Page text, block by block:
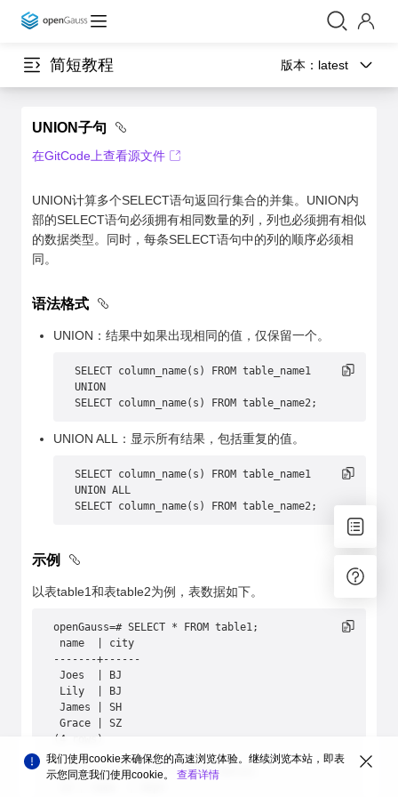
简短教程 版本： latest
UNION子句
在GitCode上查看源文件
UNION计算多个SELECT语句返回行集合的并集。UNION内
部的SELECT语句必须拥有相同数量的列，列也必须拥有相似
的数据类型。同时，每条SELECT语句中的列的顺序必须相
同。
语法格式
UNION：结果中如果出现相同的值，仅保留一个。
SELECT column_name(s) FROM table_name1
UNION
SELECT column_name(s) FROM table_name2;
UNION ALL：显示所有结果，包括重复的值。
SELECT column_name(s) FROM table_name1
UNION ALL
SELECT column_name(s) FROM table_name2;
示例
以表table1和表table2为例，表数据如下。
openGauss=# SELECT * FROM table1;
name  | city
-------+------
Joes  | BJ
Lily  | BJ
James | SH
Grace | SZ
(4 rows)
openGauss=# SELECT * FROM table2;
我们使用cookie来确保您的高速浏览体验。继续浏览本站，即表
示您同意我们使用cookie。 查看详情